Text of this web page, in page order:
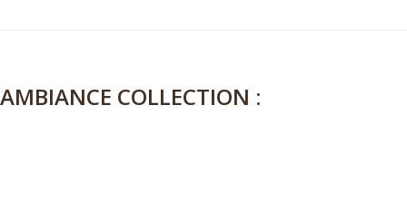
AMBIANCE COLLECTION :